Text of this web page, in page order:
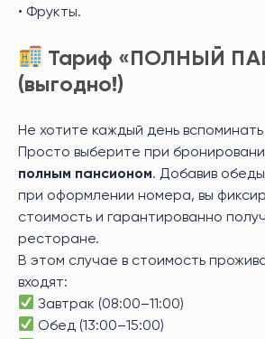
• Фрукты.
Тариф «ПОЛНЫЙ
(выгодно!)
Не хотите каждый день вспоминать
Просто выберите при
полным пансионом. Добавив
при оформлении номера, вы
стоимость и гарантированно
ресторане.
В этом случае в стоимость
входят:
Завтрак (08:00–11:00)
Обед (13:00–15:00)
от
Акция
Падел-теннис в
профессиональный
комфортные условия для